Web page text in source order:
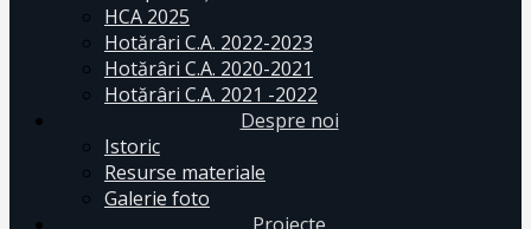
HCA 2025
Hotărâri C.A. 2022-2023
Hotărâri C.A. 2020-2021
Hotărâri C.A. 2021 -2022
Despre noi
Istoric
Resurse materiale
Galerie foto